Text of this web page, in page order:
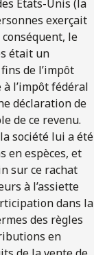
États-Unis (la
exerçait
le
était un
de l’impôt
l’impôt fédéral
déclaration de
de ce revenu.
société lui a été
en espèces, et
sur ce rachat
à l’assiette
dans la
des règles
en